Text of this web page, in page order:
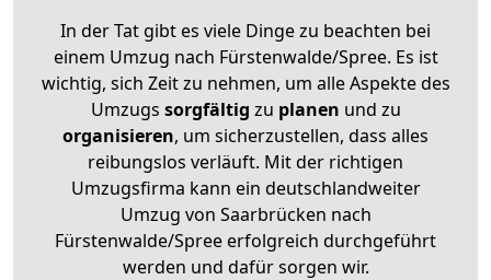
In der Tat gibt es viele Dinge zu beachten bei
einem Umzug nach Fürstenwalde/Spree. Es ist
wichtig, sich Zeit zu nehmen, um alle Aspekte des
Umzugs sorgfältig zu planen und zu
organisieren, um sicherzustellen, dass alles
reibungslos verläuft. Mit der richtigen
Umzugsfirma kann ein deutschlandweiter
Umzug von Saarbrücken nach
Fürstenwalde/Spree erfolgreich durchgeführt
werden und dafür sorgen wir.